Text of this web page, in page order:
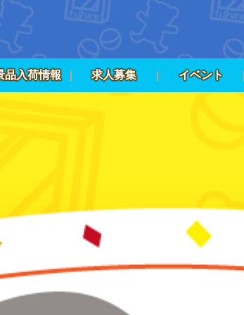
品入荷情報 求人募集 イベント